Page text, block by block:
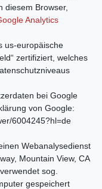
diesem Browser,
Analytics
us-europäische
zertifiziert, welches
bei Google
von Google:
6004245?hl=de
Webanalysedienst
Mountain View, CA
sog.
gespeichert